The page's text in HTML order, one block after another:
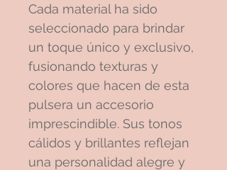
Cada material ha sido
seleccionado para brindar
un toque único y exclusivo,
fusionando texturas y
colores que hacen de esta
pulsera un accesorio
imprescindible. Sus tonos
cálidos y brillantes reflejan
una personalidad alegre y